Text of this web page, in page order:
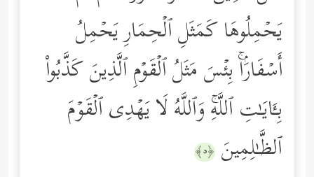
یَحۡمِلُوهَا كَمَثَلِ ٱلۡحِمَارِ یَحۡمِلُ
أَسۡفَارَۢاۚ بِئۡسَ مَثَلُ ٱلۡقَوۡمِ ٱلَّذِینَ كَذَّبُواْ
بِـَٔایَـٰتِ ٱللَّهِۚ وَٱللَّهُ لَا یَهۡدِی ٱلۡقَوۡمَ
ٱلظَّـٰلِمِینَ ﴿٥﴾